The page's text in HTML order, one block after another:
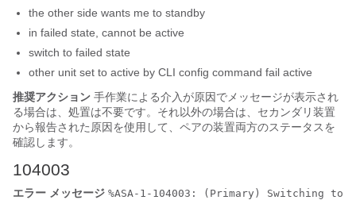
the other side wants me to standby
in failed state, cannot be active
switch to failed state
other unit set to active by CLI config command fail active
推奨アクション 手作業による介入が原因でメッセージが表示され
る場合は、処置は不要です。それ以外の場合は、セカンダリ装置
から報告された原因を使用して、ペアの装置両方のステータスを
確認します。
104003
エラー メッセージ %ASA-1-104003: (Primary) Switching to